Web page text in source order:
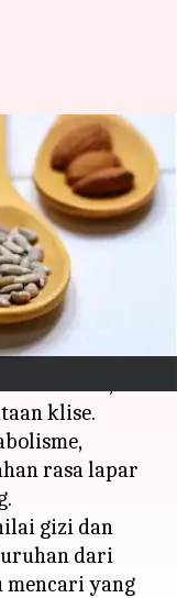
am
adalah
sehari, dan
klise.
rasa lapar
gizi dan
dari
mencari yang